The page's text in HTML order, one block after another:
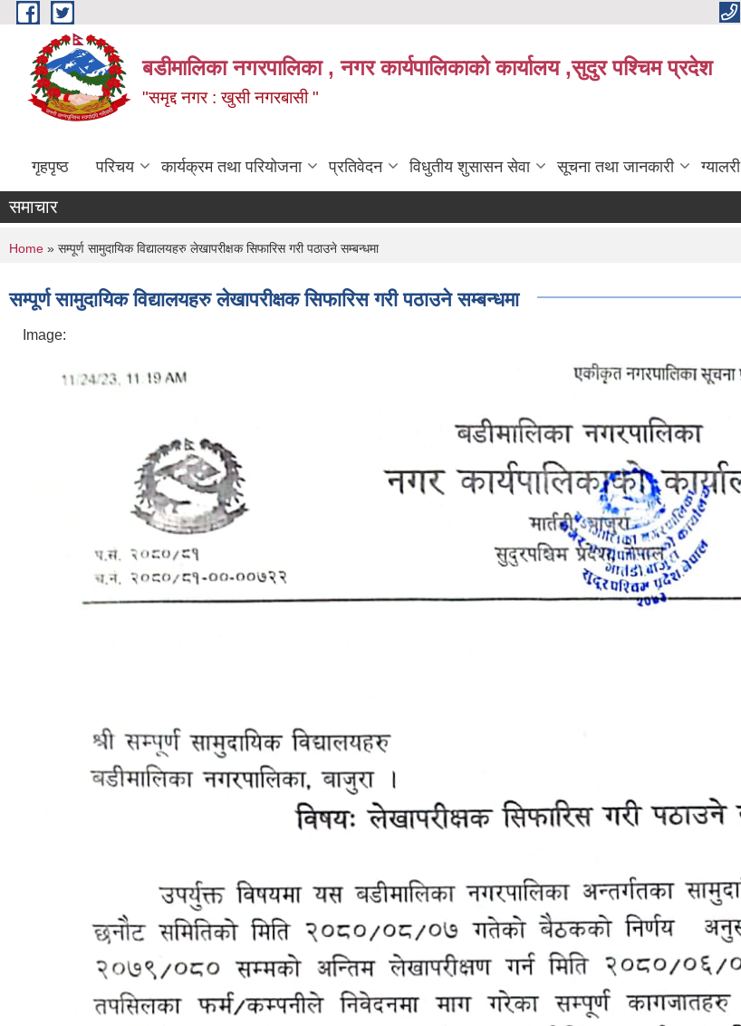
Skip to main content
बडीमालिका नगरपालिका , नगर कार्यपालिकाको कार्यालय ,सुदुर पश्चिम प्रदेश
"समृद्द नगर : खुसी नगरबासी "
गृहपृष्ठ परिचय कार्यक्रम तथा परियोजना प्रतिवेदन विधुतीय शुसासन सेवा सूचना तथा जानकारी ग्यालरी
समाचार
You are here
Home » सम्पूर्ण सामुदायिक विद्यालयहरु लेखापरीक्षक सिफारिस गरी पठाउने सम्बन्धमा
सम्पूर्ण सामुदायिक विद्यालयहरु लेखापरीक्षक सिफारिस गरी पठाउने सम्बन्धमा
Image: